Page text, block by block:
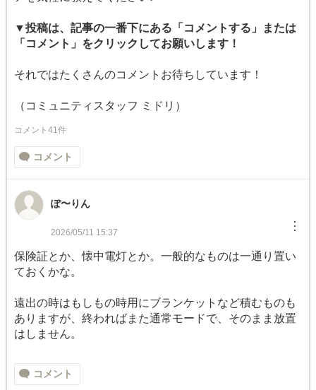
▼投稿は、記事の一番下にある「コメントする」または
「コメント」をクリックしてお願いします！
それではたくさんのコメントお待ちしています！
（コミュニティスタッフ ミドリ）
コメント41件
コメント
ぽ〜りん
2026/05/11 15:37 ︙
保険証とか、懐中電灯とか。一般的なものは一通り置い
ておくかな。
遠出の時はもしもの時用にブランケットなど積むものも
ありますが、終わればまた通常モードで、そのまま放置
はしません。
コメント